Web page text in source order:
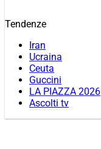
Tendenze
Iran
Ucraina
Ceuta
Guccini
LA PIAZZA 2026
Ascolti tv